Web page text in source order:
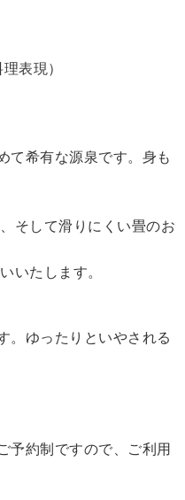
表現）
て希有な源泉です。身も
そして滑りにくい畳のお
いたします。
。ゆったりといやされる
予約制ですので、ご利用